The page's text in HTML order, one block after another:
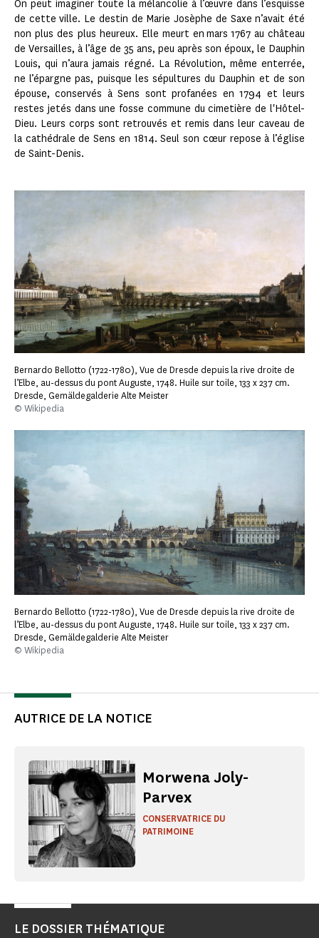
On peut imaginer toute la mélancolie à l’œuvre dans l’esquisse
de cette ville. Le destin de Marie Josèphe de Saxe n’avait été
non plus des plus heureux. Elle meurt en mars 1767 au château
de Versailles, à l’âge de 35 ans, peu après son époux, le Dauphin
Louis, qui n’aura jamais régné. La Révolution, même enterrée,
ne l’épargne pas, puisque les sépultures du Dauphin et de son
épouse, conservés à Sens sont profanées en 1794 et leurs
restes jetés dans une fosse commune du cimetière de l'Hôtel-
Dieu. Leurs corps sont retrouvés et remis dans leur caveau de
la cathédrale de Sens en 1814. Seul son cœur repose à l’église
de Saint-Denis.
Bernardo Bellotto (1722-1780), Vue de Dresde depuis la rive droite de
l’Elbe, au-dessus du pont Auguste, 1748. Huile sur toile, 133 x 237 cm.
Dresde, Gemäldegalderie Alte Meister
© Wikipedia
Bernardo Bellotto (1722-1780), Vue de Dresde depuis la rive droite de
l’Elbe, au-dessus du pont Auguste, 1748. Huile sur toile, 133 x 237 cm.
Dresde, Gemäldegalderie Alte Meister
© Wikipedia
AUTRICE DE LA NOTICE
Morwena Joly-
Parvex
CONSERVATRICE DU
PATRIMOINE
LE DOSSIER THÉMATIQUE